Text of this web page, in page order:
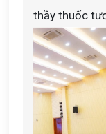
thầy thuốc